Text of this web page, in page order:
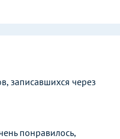
записавшихся через
понравилось,